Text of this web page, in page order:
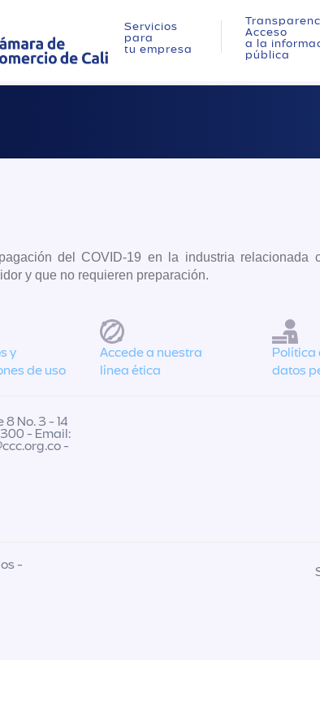
Servicios
para
tu empresa
Acceso
a la
pública
del COVID-19 en la industria relacionada
y que no requieren preparación.
y
de uso
Accede a nuestra
línea ética
Política
datos
No. 3 - 14
- Email:
-
-